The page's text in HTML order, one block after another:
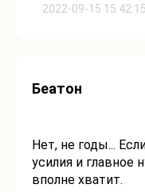
2022-09-15 15:42:15
Беатон
Нет, не годы...
усилия и главное
вполне хватит.